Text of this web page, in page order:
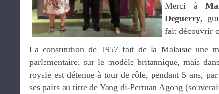
Merci à
Deguerry,
fait découvrir
La constitution de 1957 fait de la Malaisie une
parlementaire, sur le modèle britannique, mais
royale est détenue à tour de rôle, pendant 5 ans,
ses pairs au titre de Yang di-Pertuan Agong